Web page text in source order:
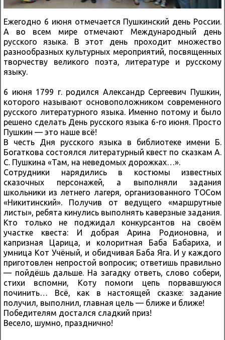
Ежегодно 6 июня отмечается Пушкинский день России.
А во всем мире отмечают Международный день
русского языка. В этот день проходит множество
разнообразных культурных мероприятий, посвященных
творчеству великого поэта, литературе и русскому
языку.
6 июня 1799 г. родился Александр Сергеевич Пушкин,
которого называют основоположником современного
русского литературного языка. Именно потому и было
решено сделать День русского языка 6-го июня. Просто
Пушкин — это наше всё!
В честь Дня русского языка в библиотеке имени Б.
Богаткова состоялся литературный квест по сказкам А.
С. Пушкина «Там, на неведомых дорожках…».
Сотрудники нарядились в костюмы известных
сказочных персонажей, а выполняли задания
школьники из летнего лагеря, организованного ТОСом
«Никитинский». Получив от ведущего «маршрутные
листы», ребята кинулись выполнять каверзные задания.
Кто только не поджидал конкурсантов на своём
участке квеста: И добрая Арина Родионовна, и
капризная Царица, и колоритная Баба Бабариха, и
умница Кот Учёный, и обидчивая Баба Яга. И у каждого
приготовлен непростой вопросик; ответишь правильно
— пойдёшь дальше. На загадку ответь, слово собери,
стихи вспомни, Коту помоги цепь порвавшуюся
починить… Всё, как в настоящей сказке: задание
получил, выполнил, главная цель — ближе и ближе!
Победителям достался сладкий приз!
Весело, шумно, празднично!